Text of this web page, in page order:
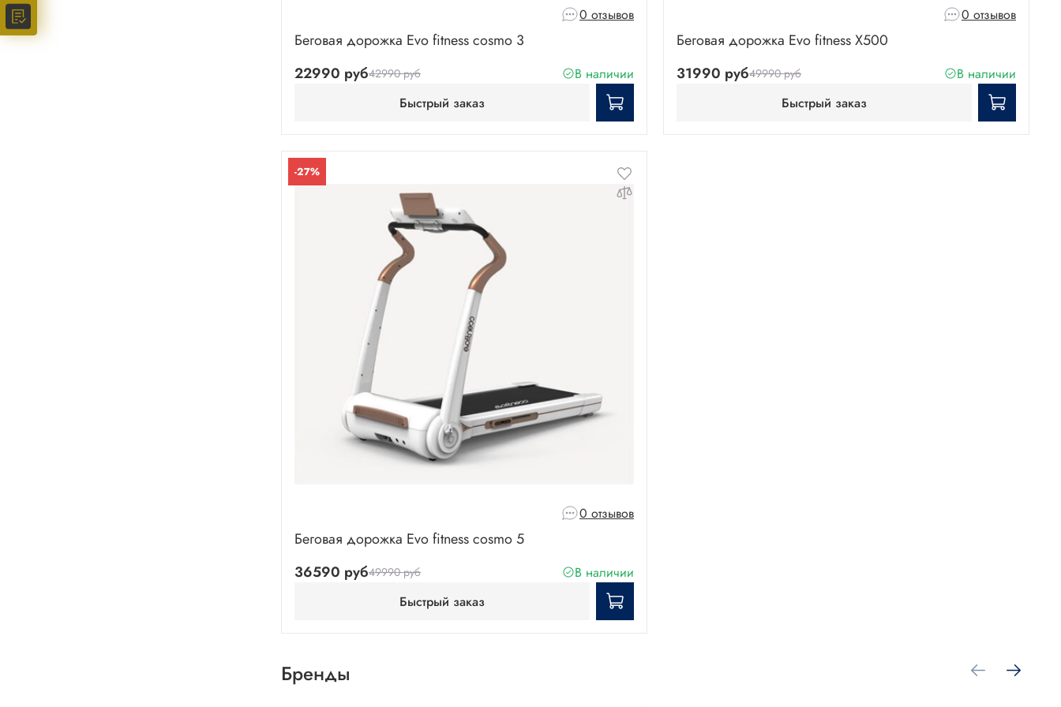
0 отзывов
Беговая дорожка Evo fitness cosmo 3
22990 руб42990 руб
В наличии
Быстрый заказ
0 отзывов
Беговая дорожка Evo fitness X500
31990 руб49990 руб
В наличии
Быстрый заказ
-27%
0 отзывов
Беговая дорожка Evo fitness cosmo 5
36590 руб49990 руб
В наличии
Быстрый заказ
Бренды